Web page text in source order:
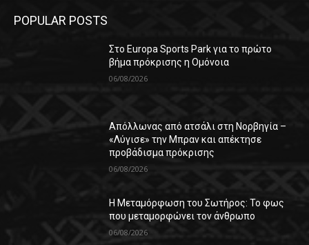
POPULAR POSTS
Στο Europa Sports Park για το πρώτο
βήμα πρόκρισης η Ομόνοια
06/08/2026
Απόλλωνας από ατσάλι στη Νορβηγία –
«Λύγισε» την Μπραν και απέκτησε
προβάδισμα πρόκρισης
06/08/2026
Η Μεταμόρφωση του Σωτήρος: Το φως
που μεταμορφώνει τον άνθρωπο
06/08/2026